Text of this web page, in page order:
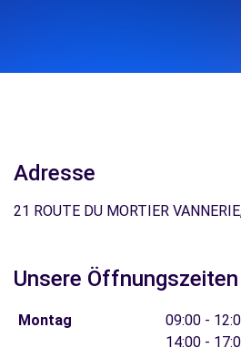
Adresse
21 ROUTE DU MORTIER
Unsere Öffnungszeiten
Montag
09:00 -
14:00 -